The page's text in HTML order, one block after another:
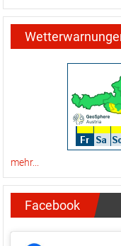
mehr...
Facebook